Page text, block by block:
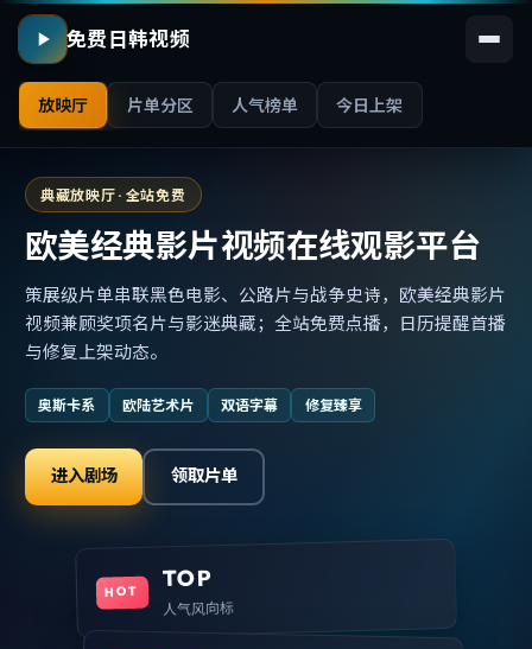
免费日韩视频
放映厅 片单分区 人气榜单 今日上架
典藏放映厅 · 全站免费
欧美经典影片视频在线观影平台
策展级片单串联黑色电影、公路片与战争史诗，欧美经典影片
视频兼顾奖项名片与影迷典藏；全站免费点播，日历提醒首播
与修复上架动态。
奥斯卡系 欧陆艺术片 双语字幕 修复臻享
进入剧场 领取片单
HOT TOP
人气风向标